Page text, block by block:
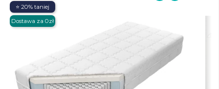
⭐ 20% taniej
Dostawa za 0zł